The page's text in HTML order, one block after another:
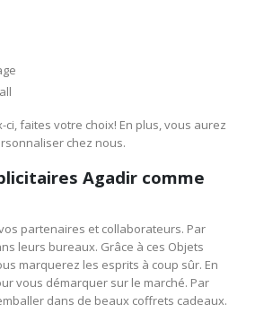
ci, faites votre choix! En plus, vous aurez
chez nous.
Agadir comme
partenaires et collaborateurs. Par
leurs bureaux. Grâce à ces Objets
marquerez les esprits à coup sûr. En
vous démarquer sur le marché. Par
dans de beaux coffrets cadeaux.